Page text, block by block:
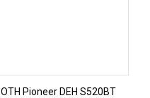
Pioneer DEH S520BT